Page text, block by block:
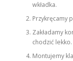
wkładka.
Przykręcamy
Zakładamy
chodzić lekko.
Montujemy